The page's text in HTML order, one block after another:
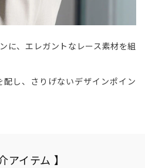
に、エレガントなレース素材を組
し、さりげないデザインポイン
アイテム 】